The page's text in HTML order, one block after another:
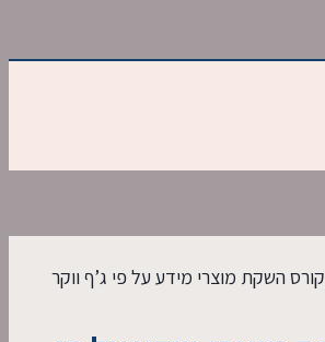
קורס השקת מוצרי מידע על פי ג’ף ווקר